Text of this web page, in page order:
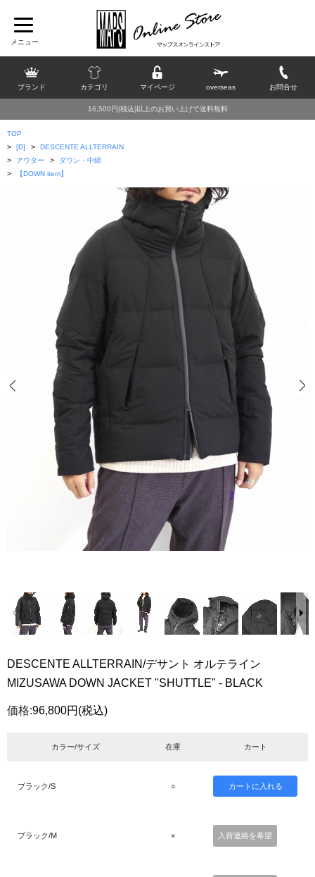
ブランド カテゴリ マイページ overseas お問合せ
16,500円(税込)以上のお買い上げで送料無料
TOP
> [D] > DESCENTE ALLTERRAIN
> アウター > ダウン・中綿
> 【DOWN item】
DESCENTE ALLTERRAIN/デサント オルテライン
MIZUSAWA DOWN JACKET "SHUTTLE" - BLACK
価格:96,800円 (税込)
カラー/サイズ 在庫 カート
ブラック/S ○
ブラック/M × 入荷連絡を希望